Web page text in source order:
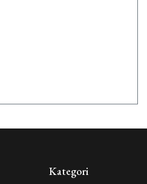
Kategori